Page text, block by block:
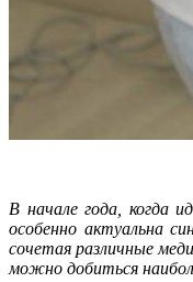
В начале года, когда
особенно актуальна
сочетая различные
можно добиться